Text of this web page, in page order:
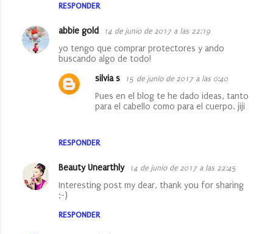
RESPONDER
abbie gold 14 de junio de 2017 a las 22:19
yo tengo que comprar protectores y ando
buscando algo de todo!
RESPONDER
silvia s 15 de junio de 2017 a las 0:40
Pues en el blog te he dado ideas, tanto
para el cabello como para el cuerpo. jiji
Beauty Unearthly 14 de junio de 2017 a las 22:45
Interesting post my dear, thank you for sharing
:-)
RESPONDER